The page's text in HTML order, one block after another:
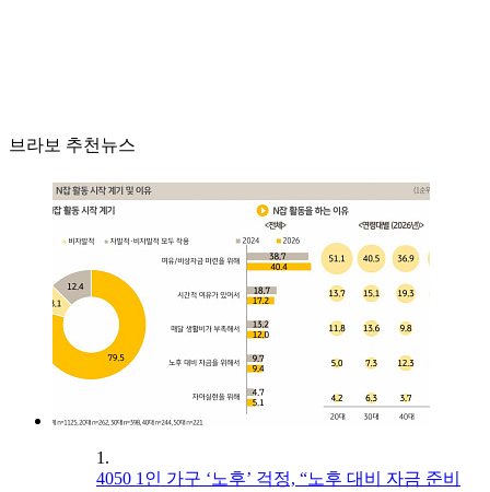
브라보 추천뉴스
1.
4050 1인 가구 ‘노후’ 걱정, “노후 대비 자금 준비